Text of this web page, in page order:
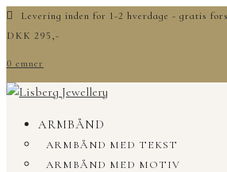
Levering inden for 1-2 hverdage - gratis
DKK 295,-
0 emner
ARMBÅND
ARMBÅND MED TEKST
ARMBÅND MED MOTIV